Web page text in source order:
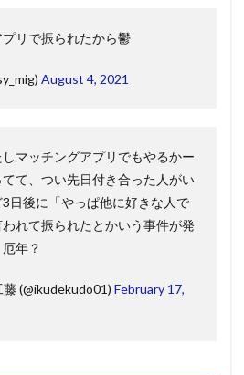
リで振られたから鬱
August 4, 2021
マッチングアプリでもやるかー
て、つい先日付き合った人がい
日後に「やっぱ他に好きな人で
れて振られたとかいう事件が発
年？
(@ikudekudo01) February 17,